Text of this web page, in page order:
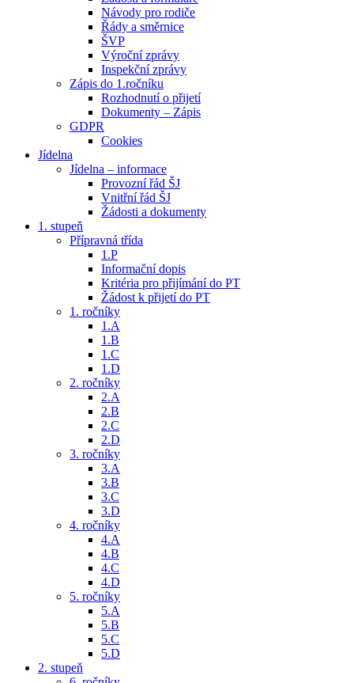
Návody pro rodiče
Řády a směrnice
ŠVP
Výroční zprávy
Inspekční zprávy
Zápis do 1.ročníku
Rozhodnutí o přijetí
Dokumenty – Zápis
GDPR
Cookies
Jídelna
Jídelna – informace
Provozní řád ŠJ
Vnitřní řád ŠJ
Žádosti a dokumenty
1. stupeň
Přípravná třída
1.P
Informační dopis
Kritéria pro přijímání do PT
Žádost k přijetí do PT
1. ročníky
1.A
1.B
1.C
1.D
2. ročníky
2.A
2.B
2.C
2.D
3. ročníky
3.A
3.B
3.C
3.D
4. ročníky
4.A
4.B
4.C
4.D
5. ročníky
5.A
5.B
5.C
5.D
2. stupeň